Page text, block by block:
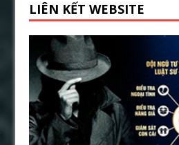
LIÊN KẾT WEBSITE